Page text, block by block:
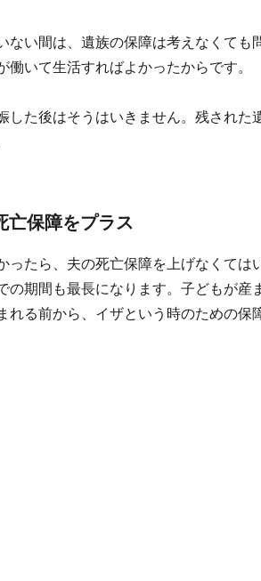
ない間は、遺族の保障は考えなくて
働いて生活すればよかったからです。
した後はそうはいきません。残され
亡保障をプラス
ったら、夫の死亡保障を上げなくて
の期間も最長になります。子どもが
れる前から、イザという時のための保